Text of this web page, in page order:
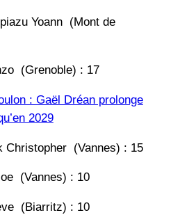
Yoann (Mont de
(Grenoble) : 17
: Gaël Dréan prolonge
2029
Christopher (Vannes) : 15
(Vannes) : 10
(Biarritz) : 10